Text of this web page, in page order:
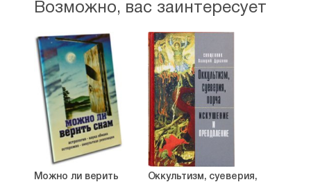
Возможно, вас заинтересует
Можно ли верить
Оккультизм, суеверия,